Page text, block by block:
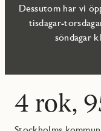
Dessutom har vi
tisdagar-
söndagar
4 rok,